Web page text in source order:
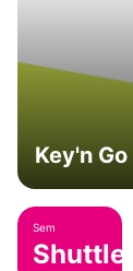
Key'n Go
Sem
Shuttle